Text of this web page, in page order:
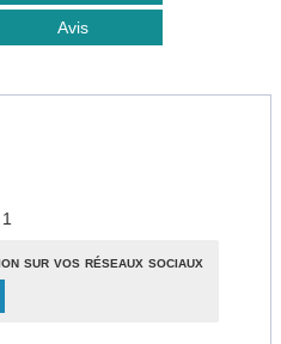
Avis
1
sur vos réseaux sociaux